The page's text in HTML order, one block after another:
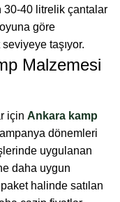
30-40 litrelik çantalar
göre
taşıyor.
Malzemesi
için Ankara kamp
dönemleri
uygulanan
daha uygun
halinde satılan